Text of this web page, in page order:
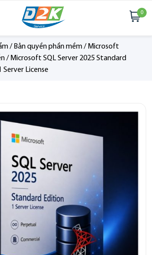
0
/ Bản quyền phần mềm/ Microsoft
/ Microsoft SQL Server 2025 Standard
Server License